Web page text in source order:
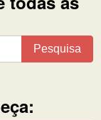
Pesquisa